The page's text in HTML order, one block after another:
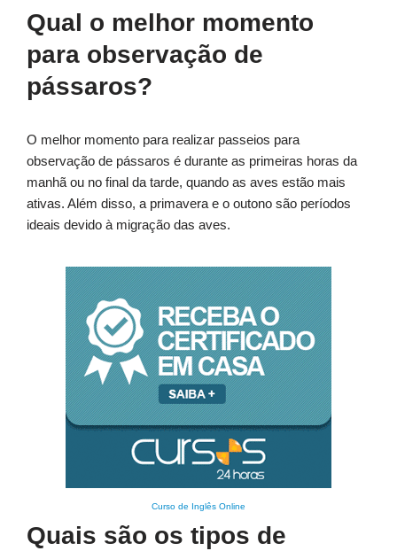
Qual o melhor momento
para observação de
pássaros?
O melhor momento para realizar passeios para
observação de pássaros é durante as primeiras horas da
manhã ou no final da tarde, quando as aves estão mais
ativas. Além disso, a primavera e o outono são períodos
ideais devido à migração das aves.
Curso de Inglês Online
Quais são os tipos de